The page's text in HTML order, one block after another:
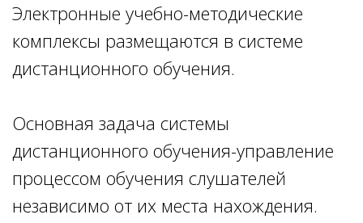
Электронные учебно-методические
комплексы размещаются в системе
дистанционного обучения.
Основная задача системы
дистанционного обучения-управление
процессом обучения слушателей
независимо от их места нахождения.